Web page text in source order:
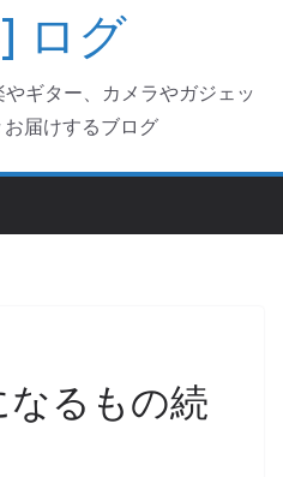
ログ
ギター、カメラやガジェッ
お届けするブログ
なるもの続